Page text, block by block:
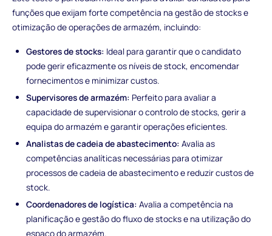
funções que exijam forte competência na gestão de stocks e
otimização de operações de armazém, incluindo:
Gestores de stocks: Ideal para garantir que o candidato
pode gerir eficazmente os níveis de stock, encomendar
fornecimentos e minimizar custos.
Supervisores de armazém: Perfeito para avaliar a
capacidade de supervisionar o controlo de stocks, gerir a
equipa do armazém e garantir operações eficientes.
Analistas de cadeia de abastecimento: Avalia as
competências analíticas necessárias para otimizar
processos de cadeia de abastecimento e reduzir custos de
stock.
Coordenadores de logística: Avalia a competência na
planificação e gestão do fluxo de stocks e na utilização do
espaço do armazém.